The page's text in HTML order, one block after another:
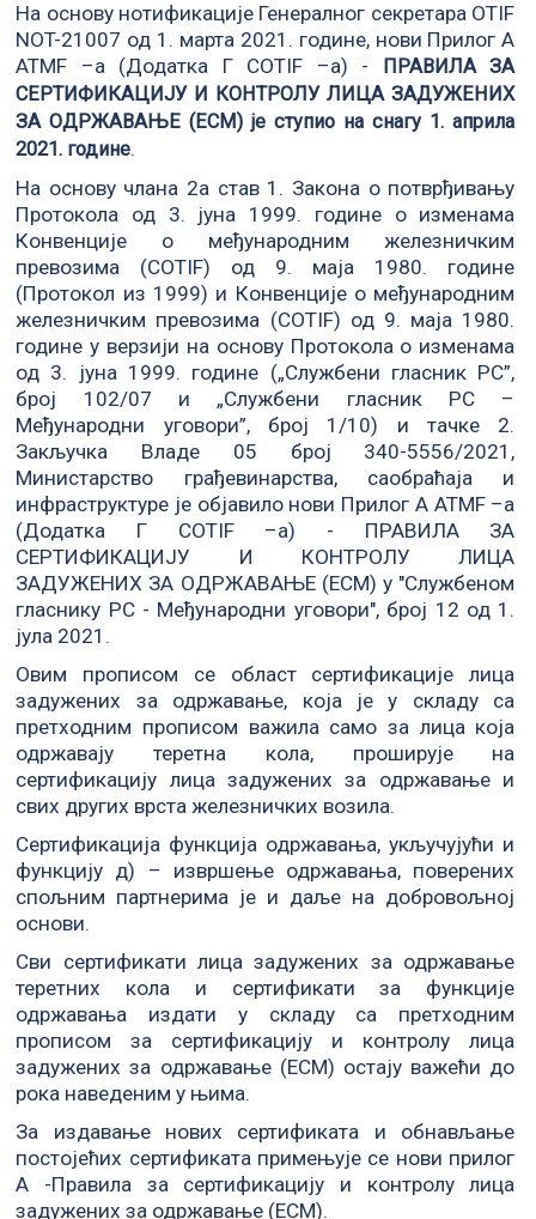
На основу нотификације Генералног секретара OTIF
NOT-21007 од 1. марта 2021. године, нови Прилог A
ATMF –а (Додатка Г COTIF –а) -
ПРАВИЛА ЗА
СЕРТИФИКАЦИЈУ И КОНТРОЛУ ЛИЦА ЗАДУЖЕНИХ
ЗА ОДРЖАВАЊЕ (ЕCM) је ступио на снагу 1. априла
2021. године.
На основу члана 2a став 1. Закона о потврђивању
Протокола од 3. јуна 1999. године о изменама
Конвенције о међународним железничким
превозима (COTIF) од 9. маја 1980. године
(Протокол из 1999) и Конвенције о међународним
железничким превозима (COTIF) од 9. маја 1980.
године у верзији на основу Протокола о изменама
од 3. јуна 1999. године („Службени гласник РС”,
број 102/07 и „Службени гласник РС –
Међународни уговори”, број 1/10) и тачке 2.
Закључка Владе 05 број 340-5556/2021,
Министарство грађевинарства, саобраћаја и
инфраструктуре је објавило нови Прилог A ATMF –а
(Додатка Г COTIF –а) - ПРАВИЛА ЗА
СЕРТИФИКАЦИЈУ И КОНТРОЛУ ЛИЦА
ЗАДУЖЕНИХ ЗА ОДРЖАВАЊЕ (ЕCM) у "Службеном
гласнику РС - Међународни уговори", број 12 од 1.
јула 2021.
Овим прописом се област сертификације лица
задужених за одржавање, која је у складу са
претходним прописом важила само за лица која
одржавају теретна кола, проширује на
сертификацију лица задужених за одржавање и
свих других врста железничких возила.
Сертификација функција одржавања, укључујући и
функцију д) – извршење одржавања, поверених
спољним партнерима је и даље на добровољној
основи.
Сви сертификати лица задужених за одржавање
теретних кола и сертификати за функције
одржавања издати у складу са претходним
прописом за сертификацију и контролу лица
задужених за одржавање (ЕCM) остају важећи до
рока наведеним у њима.
За издавање нових сертификата и обнављање
постојећих сертификата примењује се нови прилог
А -Правила за сертификацију и контролу лица
задужених за одржавање (ЕCM).